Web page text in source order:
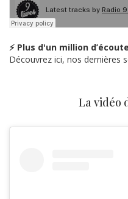
⚡ Plus d'un million
Découvrez ici, nos dernières
La vidéo